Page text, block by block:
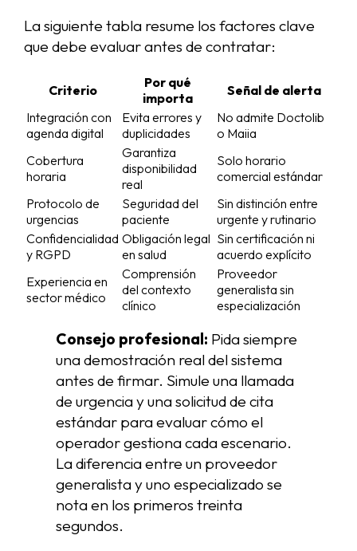
La siguiente tabla resume los factores clave
que debe evaluar antes de contratar:
Criterio
Por qué
importa
Señal de alerta
Integración con
agenda digital
Evita errores y
duplicidades
No admite Doctolib
o Maiia
Cobertura
horaria
Garantiza
disponibilidad
real
Solo horario
comercial estándar
Protocolo de
urgencias
Seguridad del
paciente
Sin distinción entre
urgente y rutinario
Confidencialidad
y RGPD
Obligación legal
en salud
Sin certificación ni
acuerdo explícito
Experiencia en
sector médico
Comprensión
del contexto
clínico
Proveedor
generalista sin
especialización
Consejo profesional: Pida siempre
una demostración real del sistema
antes de firmar. Simule una llamada
de urgencia y una solicitud de cita
estándar para evaluar cómo el
operador gestiona cada escenario.
La diferencia entre un proveedor
generalista y uno especializado se
nota en los primeros treinta
segundos.